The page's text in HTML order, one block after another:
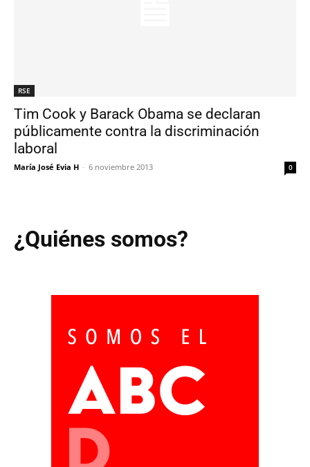
RSE
Tim Cook y Barack Obama se declaran
públicamente contra la discriminación
laboral
María José Evia H - 6 noviembre 2013 0
¿Quiénes somos?